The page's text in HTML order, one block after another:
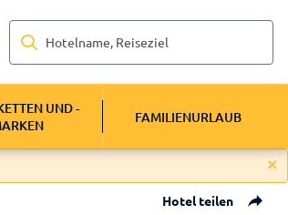
Hotelname, Reiseziel
UND -
FAMILIENURLAUB
Hotel teilen